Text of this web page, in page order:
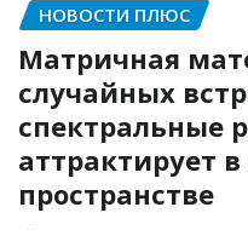
НОВОСТИ ПЛЮС
Матричная
случайных
спектральные
аттрактирует
пространстве